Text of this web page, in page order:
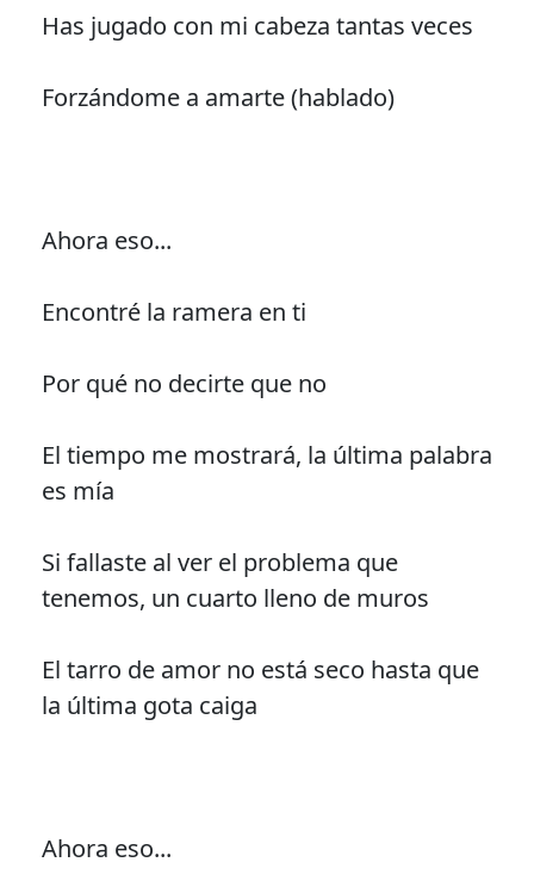
Has jugado con mi cabeza tantas veces
Forzándome a amarte (hablado)
Ahora eso...
Encontré la ramera en ti
Por qué no decirte que no
El tiempo me mostrará, la última palabra
es mía
Si fallaste al ver el problema que
tenemos, un cuarto lleno de muros
El tarro de amor no está seco hasta que
la última gota caiga
Ahora eso...